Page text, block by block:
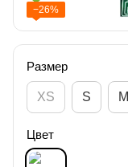
−26%
Размер
XS S M
Цвет